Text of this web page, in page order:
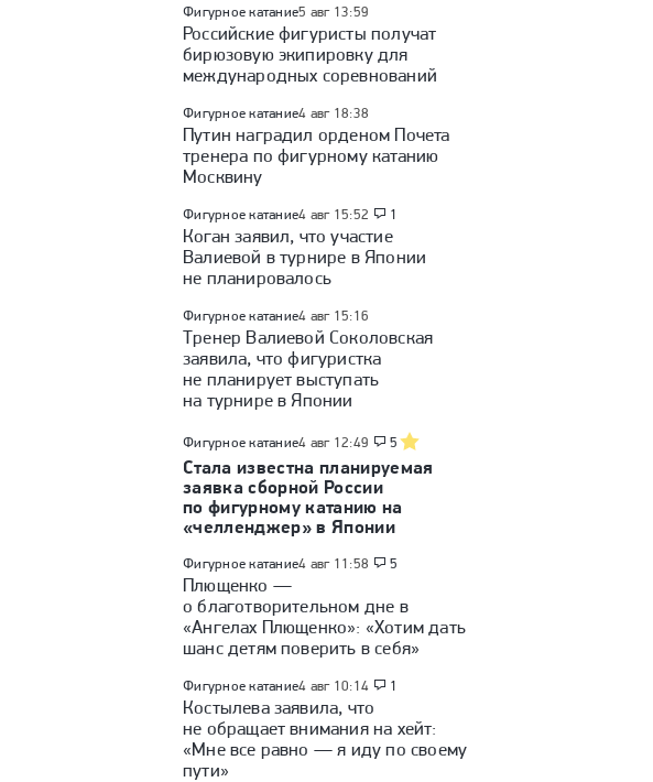
Фигурное катание5 авг 13:59
Российские фигуристы получат
бирюзовую экипировку для
международных соревнований
Фигурное катание4 авг 18:38
Путин наградил орденом Почета
тренера по фигурному катанию
Москвину
Фигурное катание4 авг 15:52 1
Коган заявил, что участие
Валиевой в турнире в Японии
не планировалось
Фигурное катание4 авг 15:16
Тренер Валиевой Соколовская
заявила, что фигуристка
не планирует выступать
на турнире в Японии
Фигурное катание4 авг 12:49 5
Стала известна планируемая
заявка сборной России
по фигурному катанию на
«челленджер» в Японии
Фигурное катание4 авг 11:58 5
Плющенко —
о благотворительном дне в
«Ангелах Плющенко»: «Хотим дать
шанс детям поверить в себя»
Фигурное катание4 авг 10:14 1
Костылева заявила, что
не обращает внимания на хейт:
«Мне все равно — я иду по своему
пути»